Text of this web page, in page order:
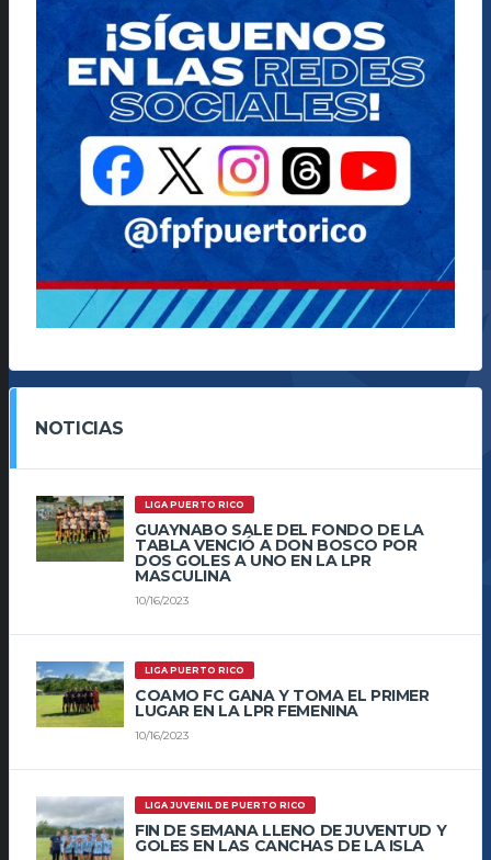
NOTICIAS
LIGA PUERTO RICO
GUAYNABO SALE DEL FONDO DE LA
TABLA VENCIÓ A DON BOSCO POR
DOS GOLES A UNO EN LA LPR
MASCULINA
10/16/2023
LIGA PUERTO RICO
COAMO FC GANA Y TOMA EL PRIMER
LUGAR EN LA LPR FEMENINA
10/16/2023
LIGA JUVENIL DE PUERTO RICO
FIN DE SEMANA LLENO DE JUVENTUD Y
GOLES EN LAS CANCHAS DE LA ISLA